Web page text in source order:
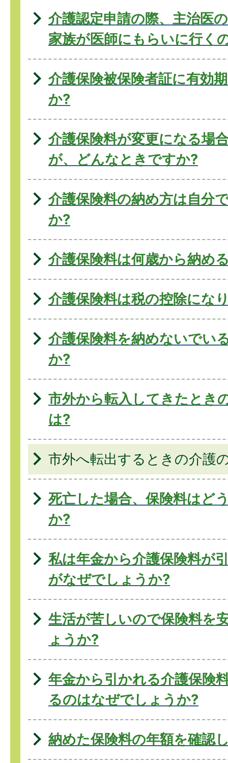
介護認定申請の際、主治医
家族が医師にもらいに行く
介護保険被保険者証に有効
か?
介護保険料が変更になる場
が、どんなときですか?
介護保険料の納め方は自分
か?
介護保険料は何歳から納め
介護保険料は税の控除にな
介護保険料を納めないでい
か?
市外から転入してきたとき
は?
市外へ転出するときの介護
死亡した場合、保険料はど
か?
私は年金から介護保険料が
がなぜでしょうか?
生活が苦しいので保険料を
ょうか?
年金から引かれる介護保険
るのはなぜでしょうか?
納めた保険料の年額を確認